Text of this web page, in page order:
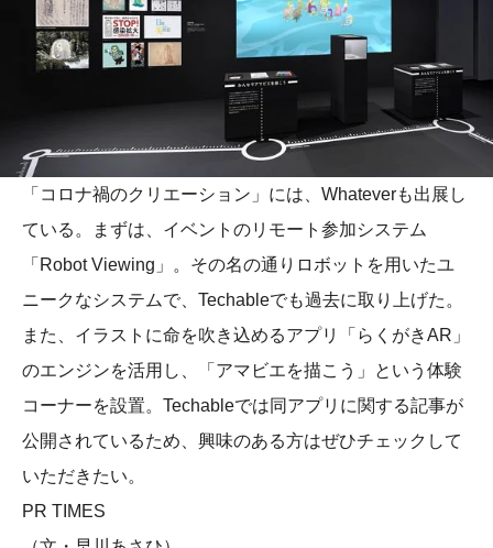
「コロナ禍のクリエーション」には、Whateverも出展し
ている。まずは、イベントのリモート参加システム
「Robot Viewing」。その名の通りロボットを用いたユ
ニークなシステムで、Techableでも過去に取り上げた。
また、イラストに命を吹き込めるアプリ「らくがきAR」
のエンジンを活用し、「アマビエを描こう」という体験
コーナーを設置。Techableでは同アプリに関する記事が
公開されているため、興味のある方はぜひチェックして
いただきたい。
PR TIMES